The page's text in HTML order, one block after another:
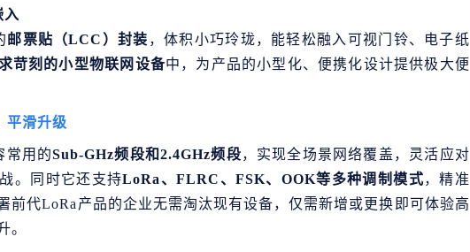
入
邮票贴（LCC）封装 ，体积小巧玲珑，能轻松融入可视门铃、电子纸
苛刻的小型物联网设备中，为产品的小型化、便携化设计提供极大便
平滑升级
常用的Sub-GHz频段和2.4GHz频段，实现全场景网络覆盖，灵活应对
。同时它还支持LoRa、FLRC、FSK、OOK等多种调制模式，精准
前代LoRa产品的企业无需淘汰现有设备，仅需新增或更换即可体验高
。